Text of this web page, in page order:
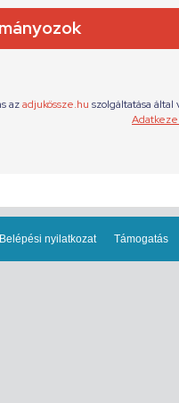
Belépési nyilatkozat Támogatás